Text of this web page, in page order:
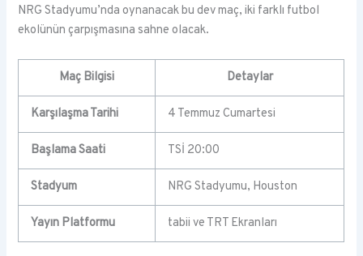
NRG Stadyumu’nda oynanacak bu dev maç, iki farklı futbol
ekolünün çarpışmasına sahne olacak.
Maç Bilgisi Detaylar
Karşılaşma Tarihi 4 Temmuz Cumartesi
Başlama Saati TSİ 20:00
Stadyum NRG Stadyumu, Houston
Yayın Platformu tabii ve TRT Ekranları